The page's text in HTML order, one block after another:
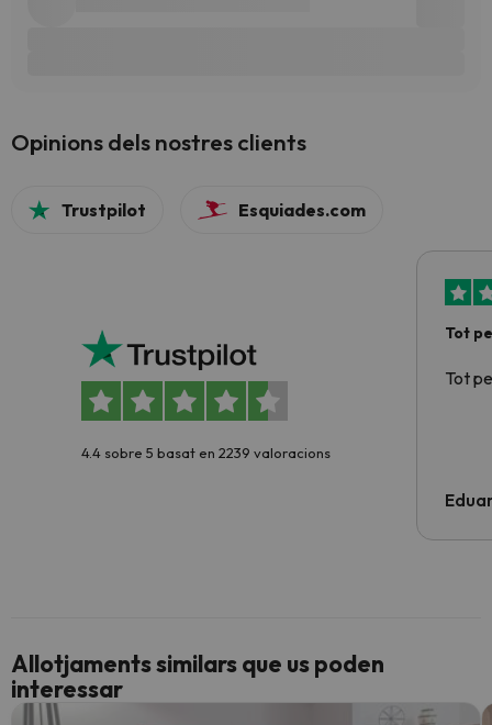
Opinions dels nostres clients
Trustpilot Esquiades.com
4.4 sobre 5 basat en 2239 valoracions
Tot
Tot
Allotjaments similars que us poden
interessar